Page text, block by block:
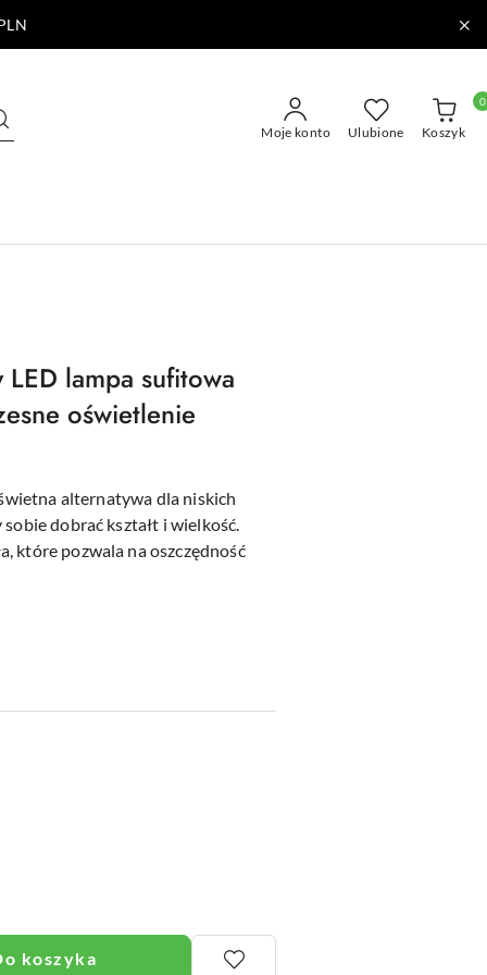
Moje konto Ulubione Koszyk
0
lampa sufitowa
oświetlenie
alternatywa dla niskich
dobrać kształt i wielkość.
które pozwala na oszczędność
koszyka